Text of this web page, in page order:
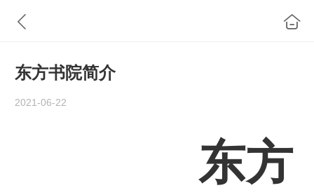
东方书院简介
2021-06-22
东方